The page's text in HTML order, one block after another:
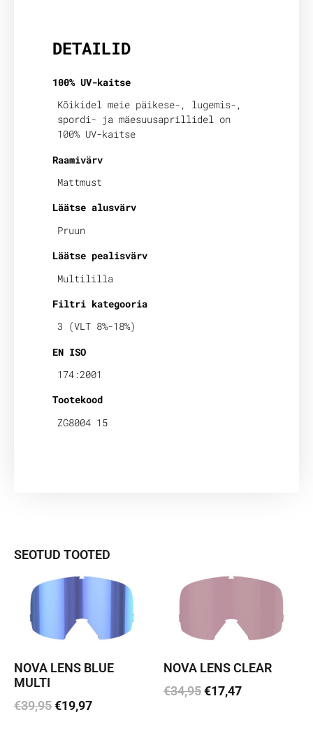
DETAILID
100% UV-kaitse
Kõikidel meie päikese-, lugemis-,
spordi- ja mäesuusaprillidel on
100% UV-kaitse
Raamivärv
Mattmust
Läätse alusvärv
Pruun
Läätse pealisvärv
Multililla
Filtri kategooria
3 (VLT 8%-18%)
EN ISO
174:2001
Tootekood
ZG8004 15
SEOTUD TOOTED
NOVA LENS BLUE
MULTI
€39,95€19,97
NOVA LENS CLEAR
€34,95€17,47